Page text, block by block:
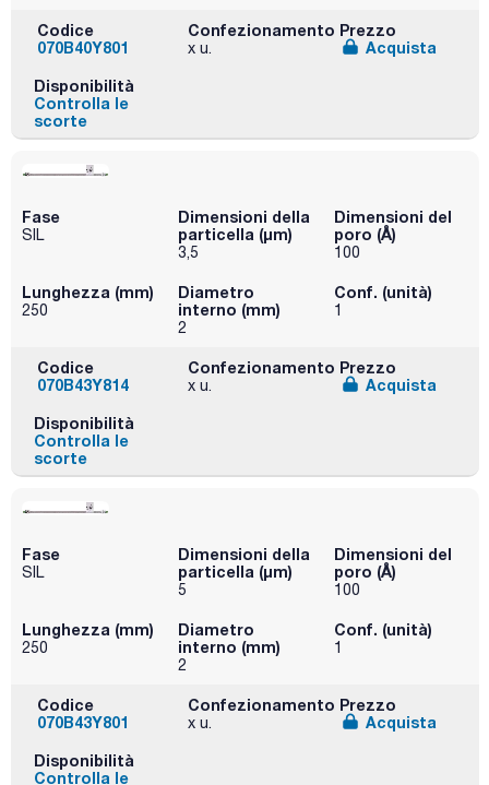
Codice
070B40Y801
Confezionamento
x u.
Prezzo
Acquista
Disponibilità
Controlla le
scorte
Fase
SIL
Dimensioni della
particella (μm)
3,5
Dimensioni del
poro (Å)
100
Lunghezza (mm)
250
Diametro
interno (mm)
2
Conf. (unità)
1
Codice
070B43Y814
Confezionamento
x u.
Prezzo
Acquista
Disponibilità
Controlla le
scorte
Fase
SIL
Dimensioni della
particella (μm)
5
Dimensioni del
poro (Å)
100
Lunghezza (mm)
250
Diametro
interno (mm)
2
Conf. (unità)
1
Codice
070B43Y801
Confezionamento
x u.
Prezzo
Acquista
Disponibilità
Controlla le